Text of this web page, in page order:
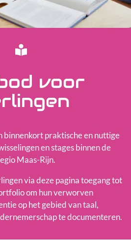
voor
binnenkort praktische en nuttige
en stages binnen de
Maas-Rijn.
via deze pagina toegang tot
om hun verworven
op het gebied van taal,
te documenteren.